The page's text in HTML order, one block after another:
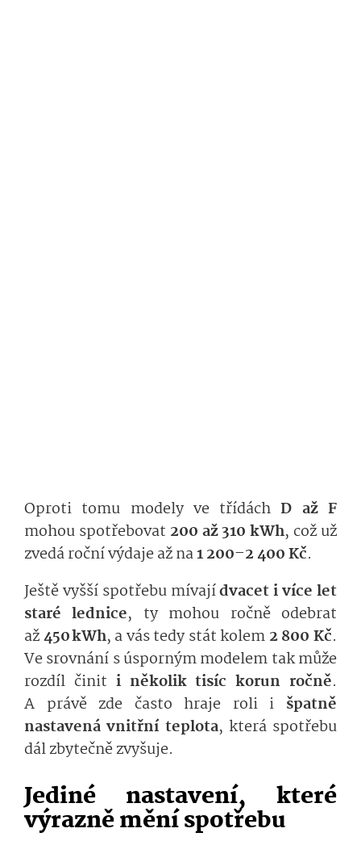
Oproti tomu modely ve třídáchD až F
mohou spotřebovat 200 až 310 kWh, což už
zvedá roční výdaje až na1200–2 400 Kč.
Ještě vyšší spotřebu mívajídvacet i více let
staré lednice, ty mohou ročně odebrat
až450 kWh, a vás tedy stát kolem 2800 Kč.
Ve srovnání s úsporným modelem tak může
rozdíl činit i několik tisíc korun ročně.
A právě zde často hraje roli i špatně
nastavená vnitřní teplota, která spotřebu
dál zbytečně zvyšuje.
Jediné nastavení, které
výrazně mění spotřebu